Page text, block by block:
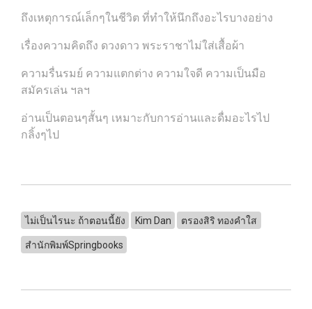
ถึงเหตุการณ์เล็กๆในชีวิต ที่ทำให้นึกถึงอะไรบางอย่าง
เรื่องความคิดถึง ดวงดาว พระราชาไม่ใส่เสื้อผ้า
ความรื่นรมย์ ความแตกต่าง ความใจดี ความเป็นมือ
สมัครเล่น ฯลฯ
อ่านเป็นตอนๆสั้นๆ เหมาะกับการอ่านและดื่มอะไรไป
กลิ้งๆไป
ไม่เป็นไรนะ ถ้าตอนนี้ยัง Kim Dan ตรองสิริ ทองคำใส
สำนักพิมพ์Springbooks